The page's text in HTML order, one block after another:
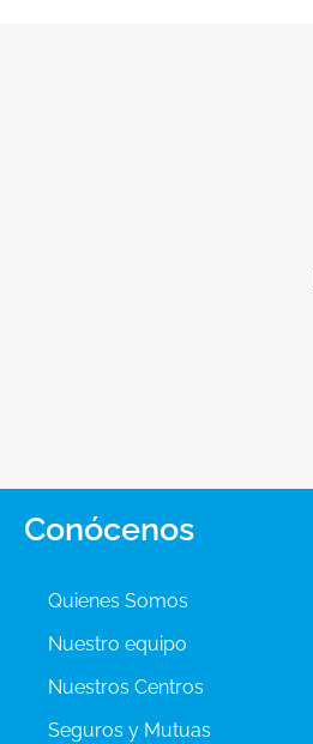
Conócenos
Quienes Somos
Nuestro equipo
Nuestros Centros
Seguros y Mutuas